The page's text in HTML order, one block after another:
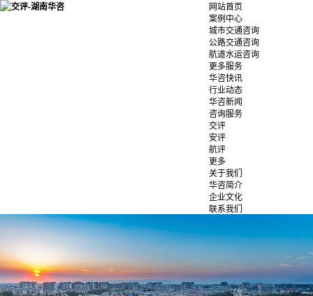
网站首页
案例中心
城市交通咨询
公路交通咨询
航道水运咨询
更多服务
华咨快讯
行业动态
华咨新闻
咨询服务
交评
安评
航评
更多
关于我们
华咨简介
企业文化
联系我们